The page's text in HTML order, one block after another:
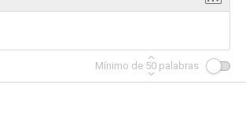
Mínimo de 50 palabras